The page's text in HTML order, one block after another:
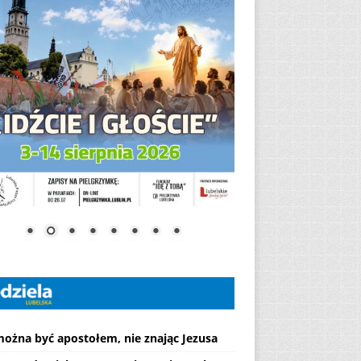
być apostołem, nie znając Jezusa